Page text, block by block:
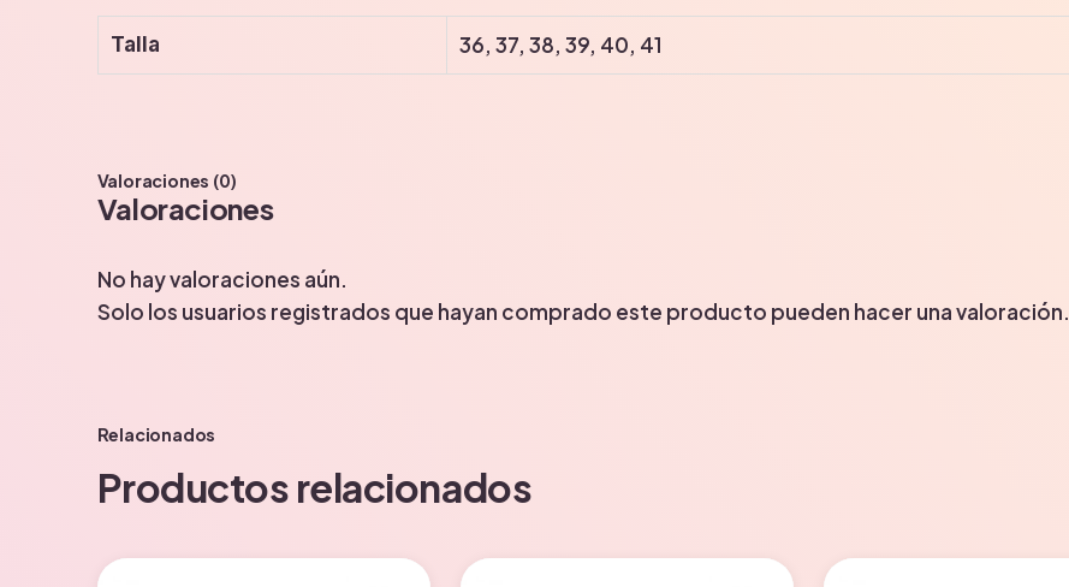
Talla 36, 37, 38, 39, 40, 41
Valoraciones (0)
Valoraciones
No hay valoraciones aún.
Solo los usuarios registrados que hayan comprado este producto pueden hacer una valoración.
Relacionados
Productos relacionados